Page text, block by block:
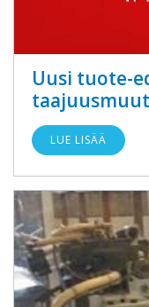
Uusi tuote-
LUE LISÄÄ